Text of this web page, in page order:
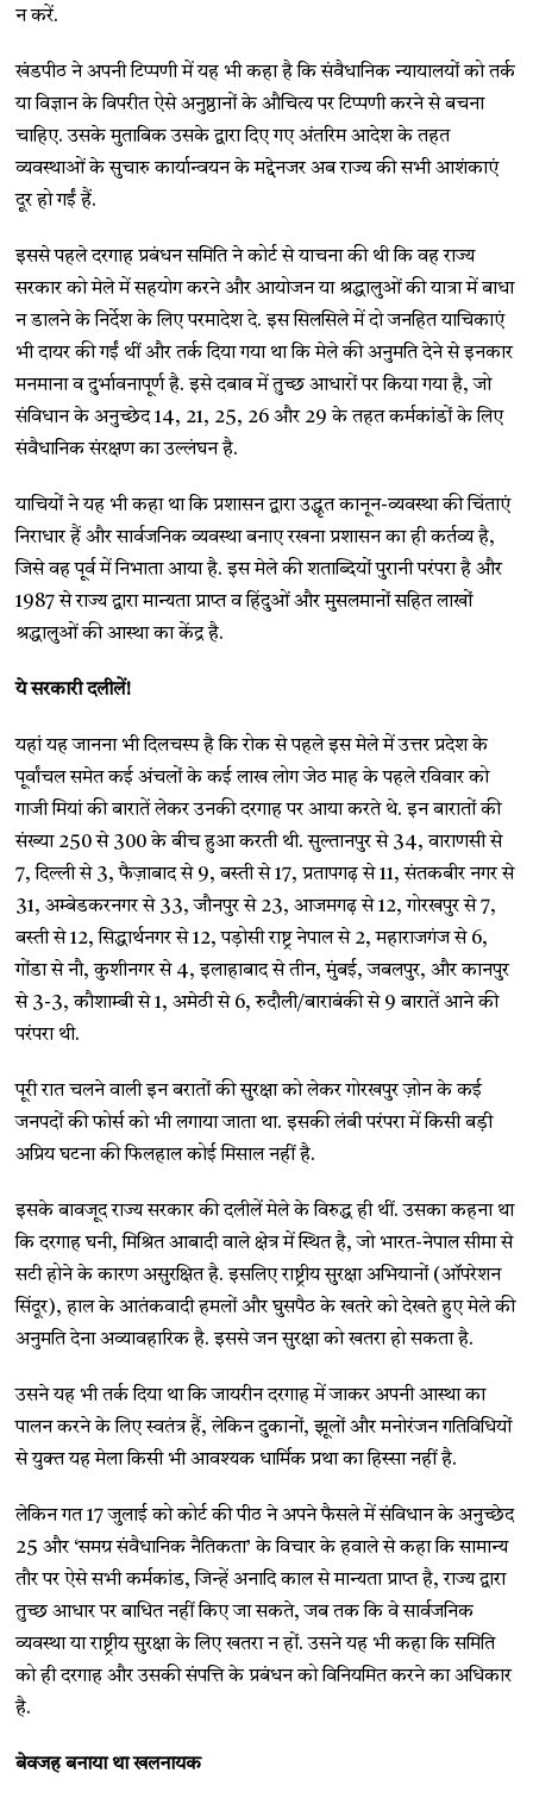
न करें.
खंडपीठ ने अपनी टिप्पणी में यह भी कहा है कि संवैधानिक न्यायालयों को तर्क
या विज्ञान के विपरीत ऐसे अनुष्ठानों के औचित्य पर टिप्पणी करने से बचना
चाहिए. उसके मुताबिक उसके द्वारा दिए गए अंतरिम आदेश के तहत
व्यवस्थाओं के सुचारु कार्यान्वयन के मद्देनजर अब राज्य की सभी आशंकाएं
दूर हो गईं हैं.
इससे पहले दरगाह प्रबंधन समिति ने कोर्ट से याचना की थी कि वह राज्य
सरकार को मेले में सहयोग करने और आयोजन या श्रद्धालुओं की यात्रा में बाधा
न डालने के निर्देश के लिए परमादेश दे. इस सिलसिले में दो जनहित याचिकाएं
भी दायर की गईं थीं और तर्क दिया गया था कि मेले की अनुमति देने से इनकार
मनमाना व दुर्भावनापूर्ण है. इसे दबाव में तुच्छ आधारों पर किया गया है, जो
संविधान के अनुच्छेद 14, 21, 25, 26 और 29 के तहत कर्मकांडों के लिए
संवैधानिक संरक्षण का उल्लंघन है.
याचियों ने यह भी कहा था कि प्रशासन द्वारा उद्धृत कानून-व्यवस्था की चिंताएं
निराधार हैं और सार्वजनिक व्यवस्था बनाए रखना प्रशासन का ही कर्तव्य है,
जिसे वह पूर्व में निभाता आया है. इस मेले की शताब्दियों पुरानी परंपरा है और
1987 से राज्य द्वारा मान्यता प्राप्त व हिंदुओं और मुसलमानों सहित लाखों
श्रद्धालुओं की आस्था का केंद्र है.
ये सरकारी दलीलें!
यहां यह जानना भी दिलचस्प है कि रोक से पहले इस मेले में उत्तर प्रदेश के
पूर्वांचल समेत कई अंचलों के कई लाख लोग जेठ माह के पहले रविवार को
गाजी मियां की बारातें लेकर उनकी दरगाह पर आया करते थे. इन बारातों की
संख्या 250 से 300 के बीच हुआ करती थी. सुल्तानपुर से 34, वाराणसी से
7, दिल्ली से 3, फैज़ाबाद से 9, बस्ती से 17, प्रतापगढ़ से 11, संतकबीर नगर से
31, अम्बेडकरनगर से 33, जौनपुर से 23, आजमगढ़ से 12, गोरखपुर से 7,
बस्ती से 12, सिद्धार्थनगर से 12, पड़ोसी राष्ट्र नेपाल से 2, महाराजगंज से 6,
गोंडा से नौ, कुशीनगर से 4, इलाहाबाद से तीन, मुंबई, जबलपुर, और कानपुर
से 3-3, कौशाम्बी से 1, अमेठी से 6, रुदौली/बाराबंकी से 9 बारातें आने की
परंपरा थी.
पूरी रात चलने वाली इन बरातों की सुरक्षा को लेकर गोरखपुर ज़ोन के कई
जनपदों की फोर्स को भी लगाया जाता था. इसकी लंबी परंपरा में किसी बड़ी
अप्रिय घटना की फिलहाल कोई मिसाल नहीं है.
इसके बावजूद राज्य सरकार की दलीलें मेले के विरुद्ध ही थीं. उसका कहना था
कि दरगाह घनी, मिश्रित आबादी वाले क्षेत्र में स्थित है, जो भारत-नेपाल सीमा से
सटी होने के कारण असुरक्षित है. इसलिए राष्ट्रीय सुरक्षा अभियानों (ऑपरेशन
सिंदूर), हाल के आतंकवादी हमलों और घुसपैठ के खतरे को देखते हुए मेले की
अनुमति देना अव्यावहारिक है. इससे जन सुरक्षा को खतरा हो सकता है.
उसने यह भी तर्क दिया था कि जायरीन दरगाह में जाकर अपनी आस्था का
पालन करने के लिए स्वतंत्र हैं, लेकिन दुकानों, झूलों और मनोरंजन गतिविधियों
से युक्त यह मेला किसी भी आवश्यक धार्मिक प्रथा का हिस्सा नहीं है.
लेकिन गत 17 जुलाई को कोर्ट की पीठ ने अपने फैसले में संविधान के अनुच्छेद
25 और ‘समग्र संवैधानिक नैतिकता’ के विचार के हवाले से कहा कि सामान्य
तौर पर ऐसे सभी कर्मकांड, जिन्हें अनादि काल से मान्यता प्राप्त है, राज्य द्वारा
तुच्छ आधार पर बाधित नहीं किए जा सकते, जब तक कि वे सार्वजनिक
व्यवस्था या राष्ट्रीय सुरक्षा के लिए खतरा न हों. उसने यह भी कहा कि समिति
को ही दरगाह और उसकी संपत्ति के प्रबंधन को विनियमित करने का अधिकार
है.
बेवजह बनाया था खलनायक